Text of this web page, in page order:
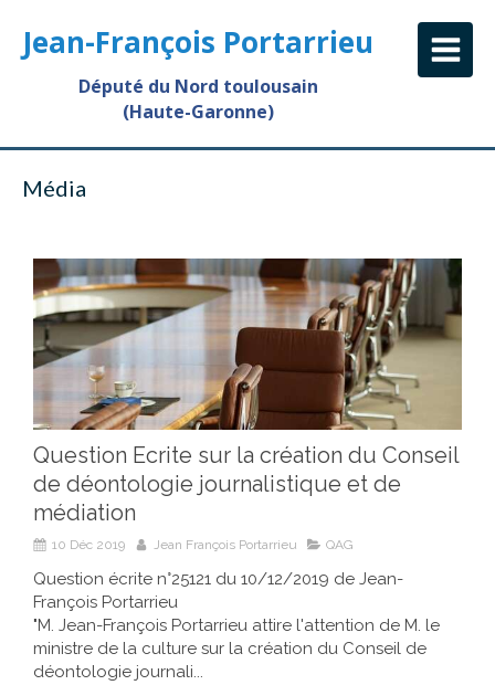
Jean-François Portarrieu
Député du Nord toulousain
(Haute-Garonne)
Média
Question Ecrite sur la création du Conseil
de déontologie journalistique et de
médiation
10 Déc 2019 Jean François Portarrieu QAG
Question écrite n°25121 du 10/12/2019 de Jean-
François Portarrieu
"M. Jean-François Portarrieu attire l'attention de M. le
ministre de la culture sur la création du Conseil de
déontologie journali...